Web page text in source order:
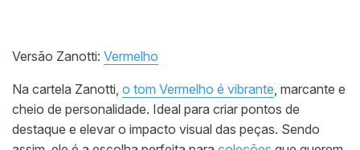
Versão Zanotti: Vermelho
Na cartela Zanotti, o tom Vermelho é vibrante , marcante e
cheio de personalidade. Ideal para criar pontos de
destaque e elevar o impacto visual das peças. Sendo